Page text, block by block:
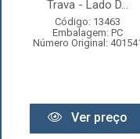
Trava - Lado D...
Código: 13463
Embalagem: PC
Número Original:
Ver preço